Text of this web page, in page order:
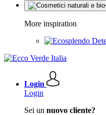
More inspiration
Login
Login
Sei un nuovo cliente?